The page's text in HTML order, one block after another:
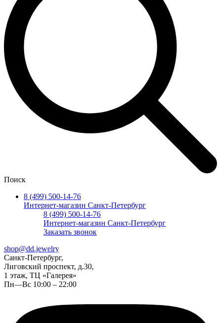
Поиск
8 (499) 500-14-76
Интернет-магазин Санкт-Петербург
8 (499) 500-14-76
Интернет-магазин Санкт-Петербург
Заказать звонок
shop@dd.jewelry
Санкт-Петербург,
Лиговский проспект, д.30,
1 этаж, ТЦ «Галерея»
Пн—Вс 10:00 – 22:00